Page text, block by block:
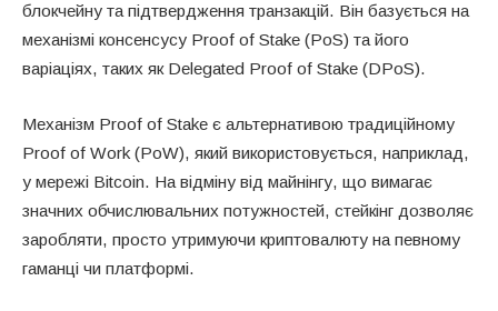
блокчейну та підтвердження транзакцій. Він базується на
механізмі консенсусу Proof of Stake (PoS) та його
варіаціях, таких як Delegated Proof of Stake (DPoS).
Механізм Proof of Stake є альтернативою традиційному
Proof of Work (PoW), який використовується, наприклад,
у мережі Bitcoin. На відміну від майнінгу, що вимагає
значних обчислювальних потужностей, стейкінг дозволяє
заробляти, просто утримуючи криптовалюту на певному
гаманці чи платформі.